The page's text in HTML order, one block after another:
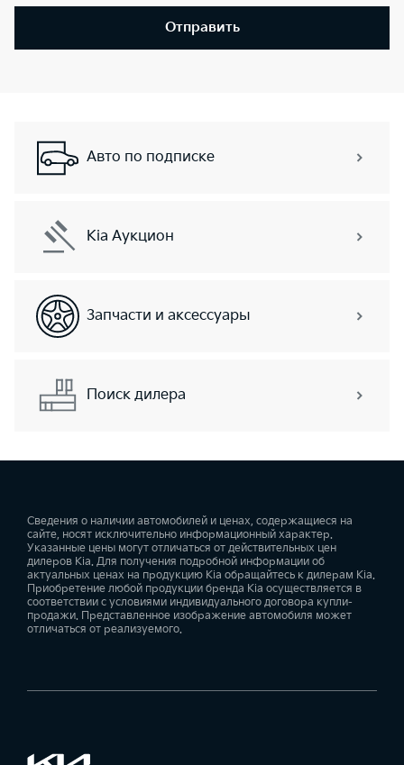
Отправить
Авто по подписке
Kia Аукцион
Запчасти и аксессуары
Поиск дилера
Сведения о наличии автомобилей и ценах, содержащиеся на
сайте, носят исключительно информационный характер.
Указанные цены могут отличаться от действительных цен
дилеров Kia. Для получения подробной информации об
актуальных ценах на продукцию Kia обращайтесь к дилерам Kia.
Приобретение любой продукции бренда Kia осуществляется в
соответствии с условиями индивидуального договора купли-
продажи. Представленное изображение автомобиля может
отличаться от реализуемого.